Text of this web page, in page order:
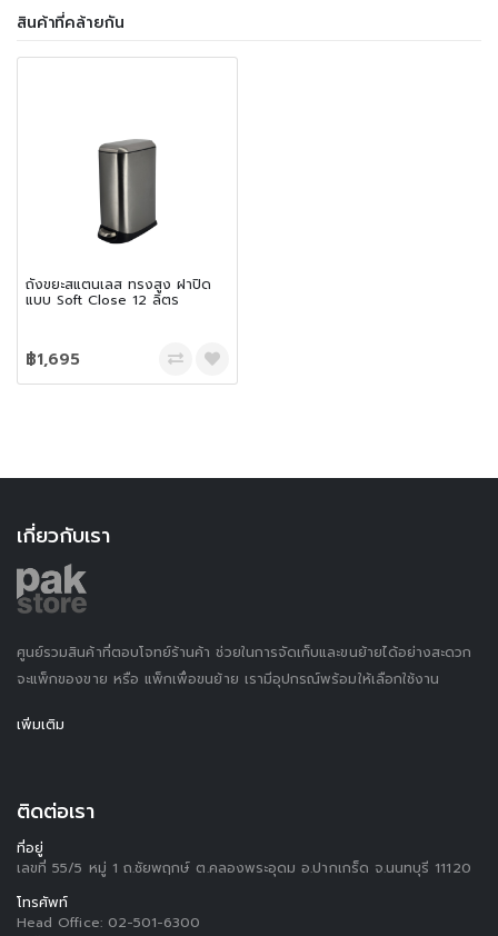
สินค้าที่คล้ายกัน
ถังขยะสแตนเลส ทรงสูง ฝาปิด
แบบ Soft Close 12 ลิตร
฿1,695
เกี่ยวกับเรา
ศูนย์รวมสินค้าที่ตอบโจทย์ร้านค้า ช่วยในการจัดเก็บและขนย้ายได้อย่างสะดวก
จะแพ็กของขาย หรือ แพ็กเพื่อขนย้าย เรามีอุปกรณ์พร้อมให้เลือกใช้งาน
เพิ่มเติม
ติดต่อเรา
ที่อยู่
เลขที่ 55/5 หมู่ 1 ถ.ชัยพฤกษ์ ต.คลองพระอุดม อ.ปากเกร็ด จ.นนทบุรี 11120
โทรศัพท์
Head Office: 02-501-6300